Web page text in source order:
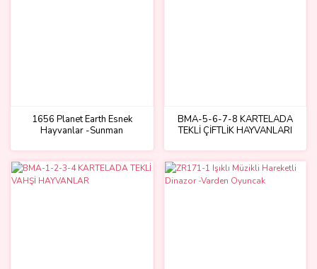
1656 Planet Earth Esnek
Hayvanlar -Sunman
BMA-5-6-7-8 KARTELADA
TEKLİ ÇİFTLİK HAYVANLARI